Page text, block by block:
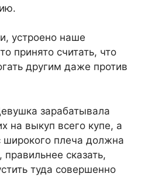
устроено наше
принято считать, что
другим даже против
зарабатывала
на выкуп всего купе, а
широкого плеча должна
сказать,
туда совершенно